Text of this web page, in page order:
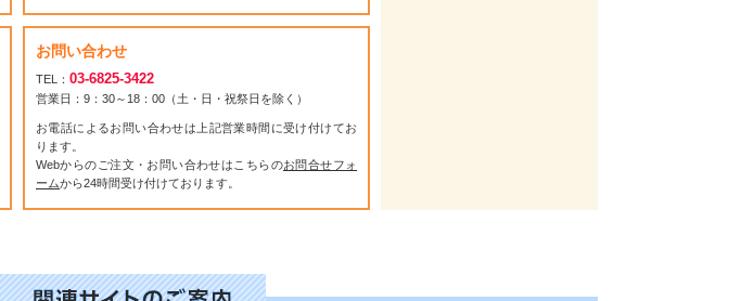
お問い合わせ
TEL： 03-6825-3422
営業日：9：30～18：00（土・日・祝祭日を除く）
お電話によるお問い合わせは上記営業時間に受け付けてお
ります。
Webからのご注文・お問い合わせはこちらのお問合せフォ
ームから24時間受け付けております。